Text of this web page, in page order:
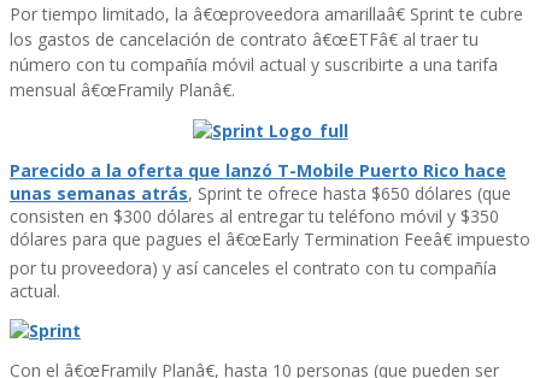
Por tiempo limitado, la â€œproveedora amarillaâ€ Sprint te cubre
los gastos de cancelación de contrato â€œETFâ€ al traer tu
número con tu compañí­a móvil actual y suscribirte a una tarifa
mensual â€œFramily Planâ€.
Parecido a la oferta que lanzó T-Mobile Puerto Rico hace
unas semanas atrás, Sprint te ofrece hasta $650 dólares (que
consisten en $300 dólares al entregar tu teléfono móvil y $350
dólares para que pagues el â€œEarly Termination Feeâ€ impuesto
por tu proveedora) y así­ canceles el contrato con tu compañí­a
actual.
Con el â€œFramily Planâ€, hasta 10 personas (que pueden ser